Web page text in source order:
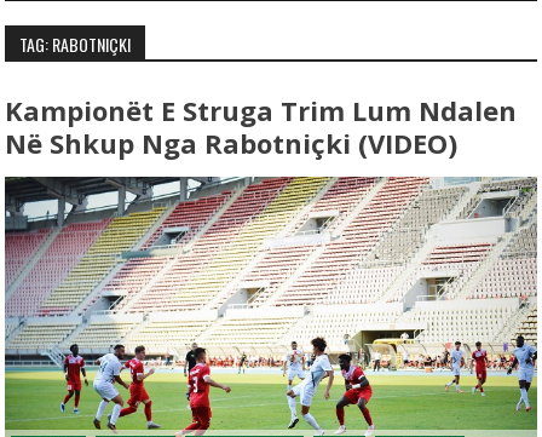
TAG: RABOTNIÇKI
Kampionët E Struga Trim Lum Ndalen
Në Shkup Nga Rabotniçki (VIDEO)